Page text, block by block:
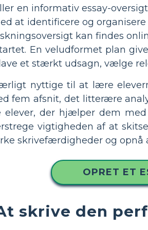
en informativ essay-
at identificere og
kan findes
En veludformet plan
et stærkt udsagn, vælge
nyttige til at lære
fem afsnit, det litterære
der hjælper dem
vigtigheden af ​​at
skrivefærdigheder og opnå
OPRET ET
skrive den